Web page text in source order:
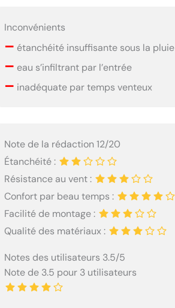
Inconvénients
– étanchéité insuffisante sous la pluie
– eau s’infiltrant par l’entrée
– inadéquate par temps venteux
Note de la rédaction 12/20
Étanchéité :
Résistance au vent :
Confort par beau temps :
Facilité de montage :
Qualité des matériaux :
Notes des utilisateurs 3.5/5
Note de 3.5 pour 3 utilisateurs